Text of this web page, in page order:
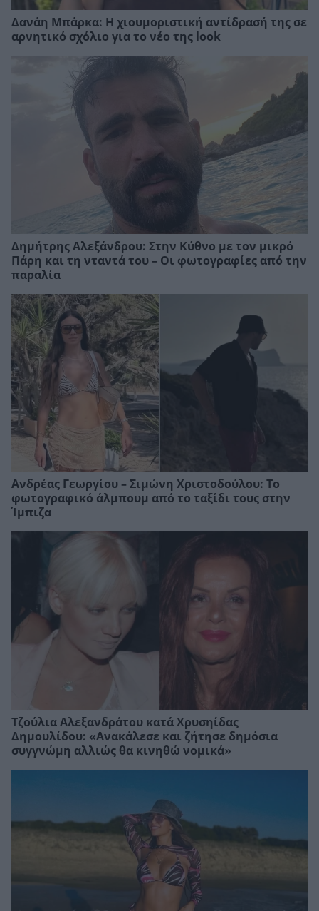
Δανάη Μπάρκα: Η χιουμοριστική αντίδρασή της σε
αρνητικό σχόλιο για το νέο της look
Δημήτρης Αλεξάνδρου: Στην Κύθνο με τον μικρό
Πάρη και τη νταντά του – Οι φωτογραφίες από την
παραλία
Ανδρέας Γεωργίου – Σιμώνη Χριστοδούλου: Το
φωτογραφικό άλμπουμ από το ταξίδι τους στην
Ίμπιζα
Τζούλια Αλεξανδράτου κατά Χρυσηίδας
Δημουλίδου: «Ανακάλεσε και ζήτησε δημόσια
συγγνώμη αλλιώς θα κινηθώ νομικά»